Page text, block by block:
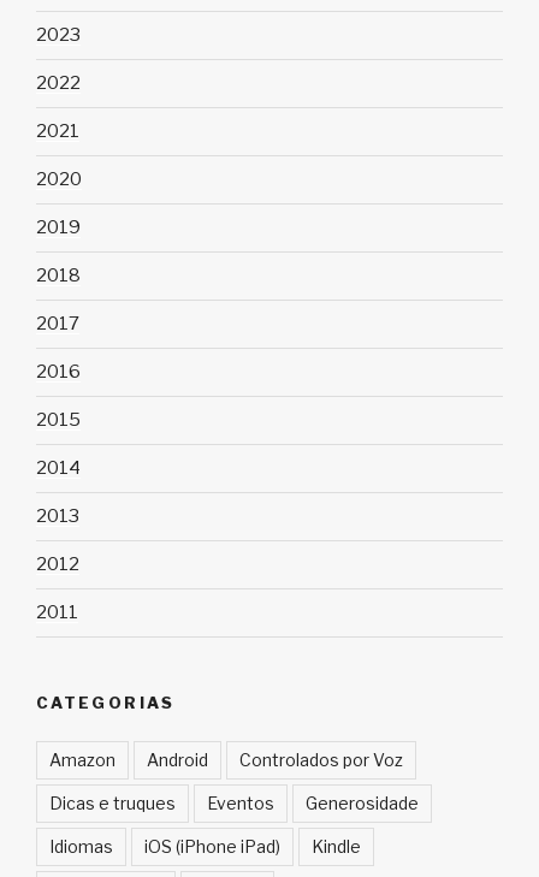
2023
2022
2021
2020
2019
2018
2017
2016
2015
2014
2013
2012
2011
CATEGORIAS
Amazon Android Controlados por Voz
Dicas e truques Eventos Generosidade
Idiomas iOS (iPhone iPad) Kindle